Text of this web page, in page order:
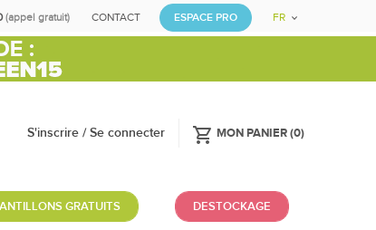
ESPACE PRO
CONTACT
(appel gratuit) FR
shopping_cart MON PANIER(0)
S'inscrire / Se connecter
GRATUITS DESTOCKAGE